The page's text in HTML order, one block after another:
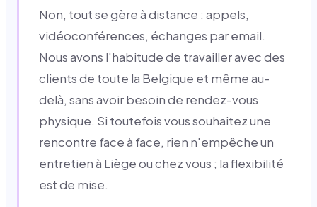
Non, tout se gère à distance : appels,
vidéoconférences, échanges par email.
Nous avons l'habitude de travailler avec des
clients de toute la Belgique et même au-
delà, sans avoir besoin de rendez-vous
physique. Si toutefois vous souhaitez une
rencontre face à face, rien n'empêche un
entretien à Liège ou chez vous ; la flexibilité
est de mise.